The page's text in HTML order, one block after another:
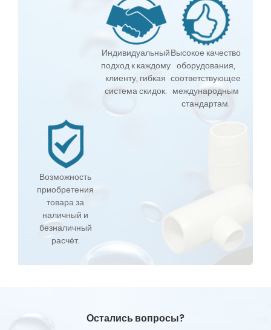
Индивидуальный
подход к каждому
клиенту, гибкая
система скидок.
Высокое качество
оборудования,
соответствующее
международным
стандартам.
Возможность
приобретения
товара за
наличный и
безналичный
расчёт.
Остались вопросы?